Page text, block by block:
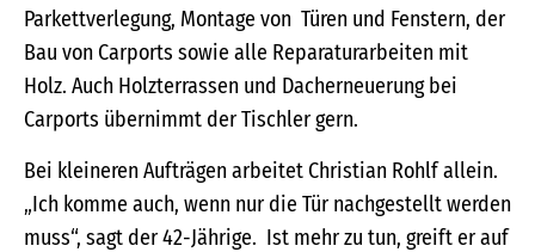
Parkettverlegung, Montage von Türen und Fenstern, der
Bau von Carports sowie alle Reparaturarbeiten mit
Holz. Auch Holzterrassen und Dacherneuerung bei
Carports übernimmt der Tischler gern.
Bei kleineren Aufträgen arbeitet Christian Rohlf allein.
„Ich komme auch, wenn nur die Tür nachgestellt werden
muss“, sagt der 42-Jährige. Ist mehr zu tun, greift er auf